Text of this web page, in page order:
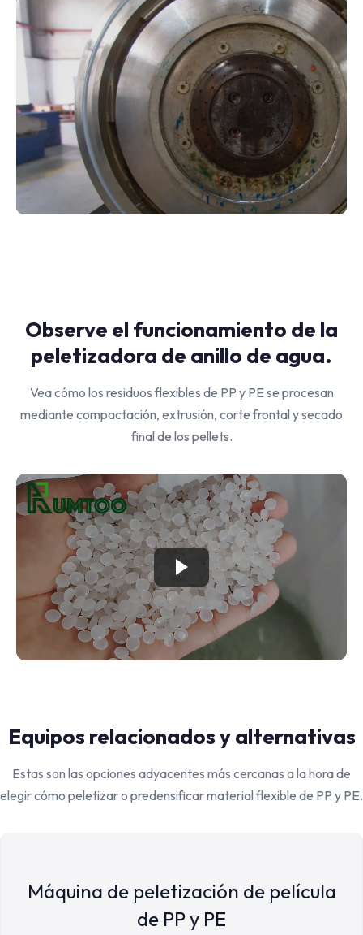
Observe el funcionamiento de la
peletizadora de anillo de agua.
Vea cómo los residuos flexibles de PP y PE se procesan
mediante compactación, extrusión, corte frontal y secado
final de los pellets.
Equipos relacionados y alternativas
Estas son las opciones adyacentes más cercanas a la hora de
elegir cómo peletizar o predensificar material flexible de PP y PE.
Máquina de peletización de película
de PP y PE